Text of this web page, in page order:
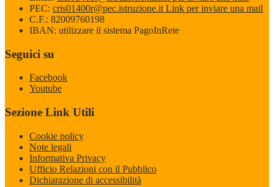
PEC: cris01400r@pec.istruzione.it Link per inviare una mail
C.F.: 82009760198
IBAN: utilizzare il sistema PagoInRete
Seguici su
Facebook
Youtube
Sezione Link Utili
Cookie policy
Note legali
Informativa Privacy
Ufficio Relazioni con il Pubblico
Dichiarazione di accessibilità